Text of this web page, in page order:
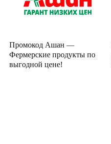
Промокод Ашан —
Фермерские продукты по
выгодной цене!